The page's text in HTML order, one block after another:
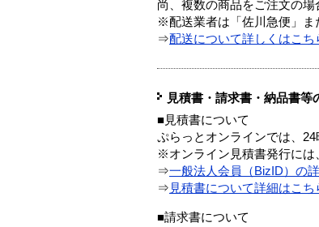
尚、複数の商品をご注文の場
※配送業者は「佐川急便」ま
⇒配送について詳しくはこち
見積書・請求書・納品書等
■見積書について
ぷらっとオンラインでは、
※オンライン見積書発行には
⇒一般法人会員（BizID）の
⇒ 見積書について詳細はこち
■請求書について